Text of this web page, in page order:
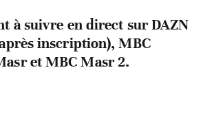
à suivre en direct sur DAZN
inscription), MBC
et MBC Masr 2.